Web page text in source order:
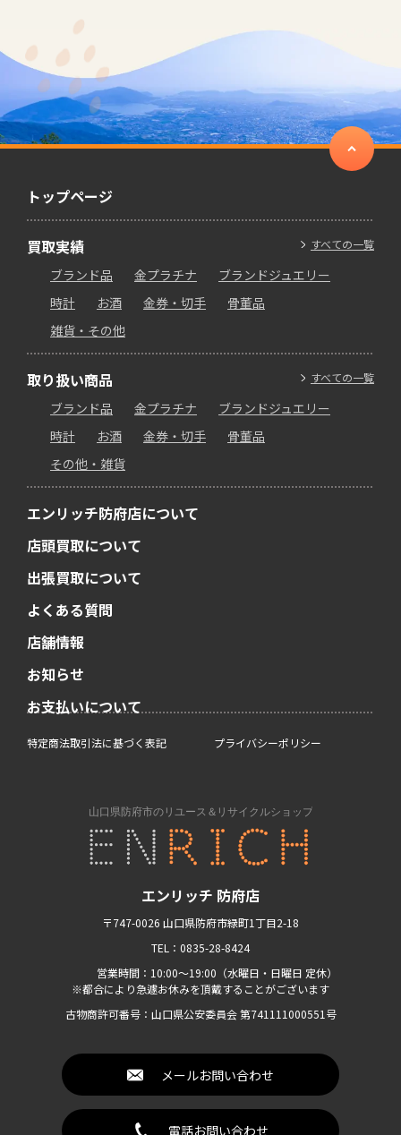
エンリッチ 防府店
〒747-0026 山口県防府市緑町1丁目2-18
TEL：0835-28-8424
営業時間：10:00〜19:00（水曜日・日曜日 定休）
※都合により急遽お休みを頂戴することがございます
古物商許可番号：山口県公安委員会 第741111000551号
メールお問い合わせ
電話お問い合わせ
トップページ
すべての一覧
買取実績
ブランド品 金プラチナ
ブランドジュエリー
時計
お酒 金券・切手
骨董品
雑貨・その他
すべての一覧
取り扱い商品
ブランド品 金プラチナ
ブランドジュエリー
時計
お酒 金券・切手
骨董品
その他・雑貨
エンリッチ防府店について
店頭買取について
出張買取について
よくある質問
店舗情報
お知らせ
お支払いについて
特定商法取引法に基づく表記 プライバシーポリシー